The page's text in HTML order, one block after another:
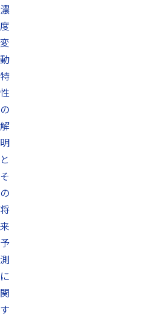
濃
度
変
動
特
性
の
解
明
と
そ
の
将
来
予
測
に
関
す